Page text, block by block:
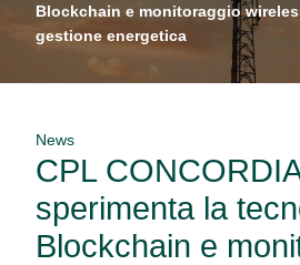
Blockchain e monitoraggio
gestione energetica
News
CPL CONCORDIA
sperimenta la
Blockchain e